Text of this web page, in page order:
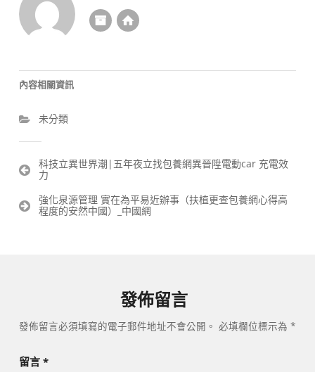
內容相關資訊
未分類
文
章
覽
科技立異世界潮|五年夜立找包養網異晉陞電動car 充電效
力
強化泉源管理 實在為平易近辦事（扶植更查包養網心得高
程度的安然中國）_中國網
發佈留言
發佈留言必須填寫的電子郵件地址不會公開。 必填欄位標示為 *
留言 *